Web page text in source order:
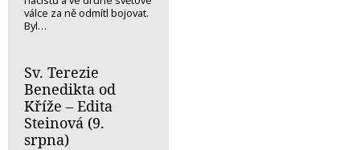
válce za ně odmítl bojovat.
Byl…
Sv. Terezie
Benedikta od
Kříže – Edita
Steinová (9.
srpna)